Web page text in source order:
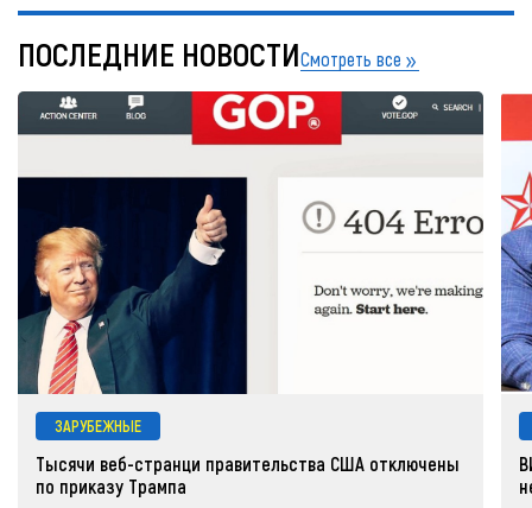
ПОСЛЕДНИЕ НОВОСТИСмотреть все
ЗАРУБЕЖНЫЕ
Тысячи веб-странци правительства США отключены
по приказу Трампа